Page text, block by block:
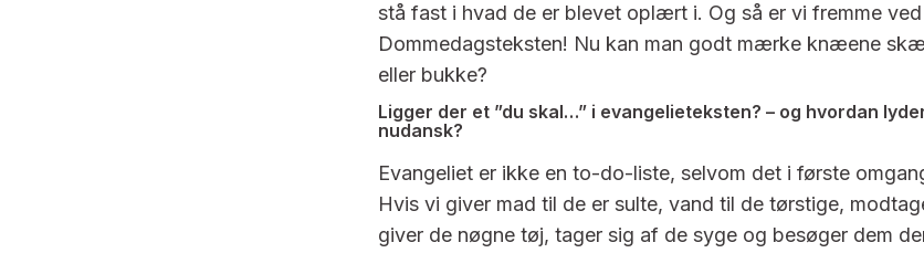
stå fast i hvad de er blevet oplært i. Og så er vi fremme
Dommedagsteksten! Nu kan man godt mærke knæene
eller bukke?
Ligger der et ”du skal…” i evangelieteksten? – og hvordan
nudansk?
Evangeliet er ikke en to-do-liste, selvom det i første
Hvis vi giver mad til de er sulte, vand til de tørstige,
giver de nøgne tøj, tager sig af de syge og besøger dem